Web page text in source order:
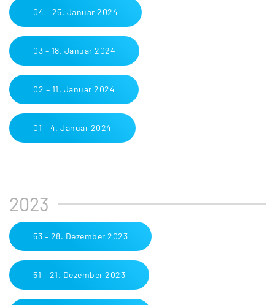
04 – 25. Januar 2024
03 – 18. Januar 2024
02 – 11. Januar 2024
01 – 4. Januar 2024
2023
53 – 28. Dezember 2023
51 – 21. Dezember 2023